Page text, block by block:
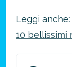
Leggi anche:
10 bellissimi